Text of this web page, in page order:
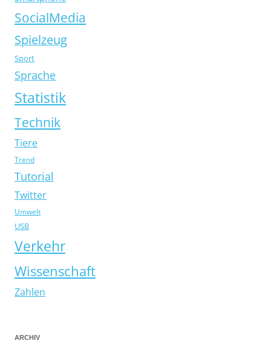
SocialMedia
Spielzeug
Sport
Sprache
Statistik
Technik
Tiere
Trend
Tutorial
Twitter
Umwelt
USB
Verkehr
Wissenschaft
Zahlen
ARCHIV